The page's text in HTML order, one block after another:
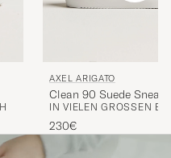
AXEL ARIGATO
Clean 90 Suede
Grey
IN VIELEN GRÖSSEN
230€